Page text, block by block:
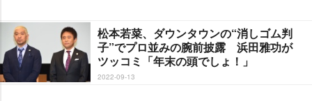
松本若菜、ダウンタウンの“消しゴム判
子”でプロ並みの腕前披露 浜田雅功が
ツッコミ「年末の頭でしょ！」
2022-09-13